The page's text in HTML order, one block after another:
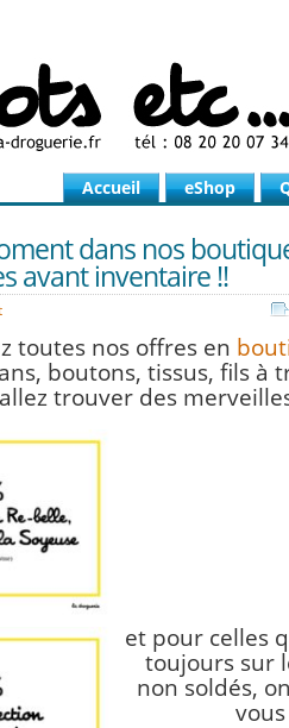
Accueil eShop
dans nos
avant inventaire !!
toutes nos offres en
boutons, tissus, fils à
trouver des
et pour celles
toujours sur
non soldés,
vous